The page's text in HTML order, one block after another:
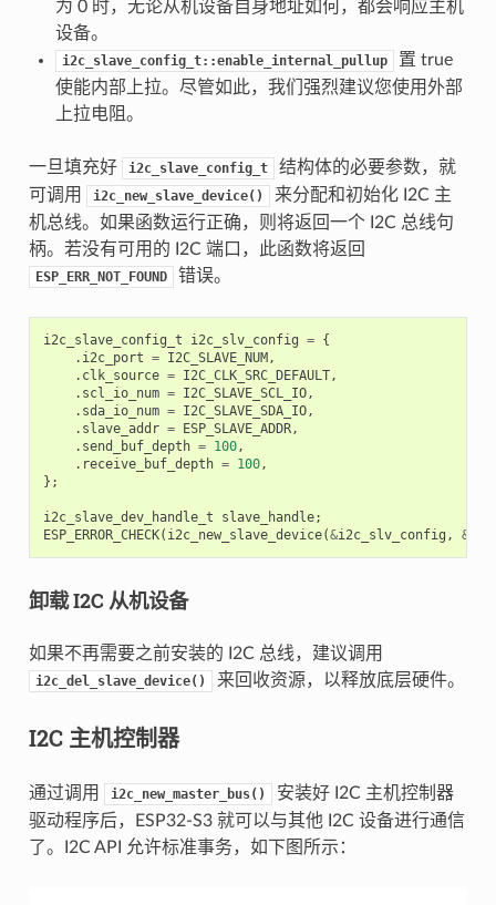
为 0 时，无论从机设备自身地址如何，都会响应主机
设备。
i2c_slave_config_t::enable_internal_pullup
置 true
使能内部上拉。尽管如此，我们强烈建议您使用外部
上拉电阻。
一旦填充好 i2c_slave_config_t
结构体的必要参数，就
可调用
i2c_new_slave_device()
来分配和初始化 I2C 主
机总线。如果函数运行正确，则将返回一个 I2C 总线句
柄。若没有可用的 I2C 端口，此函数将返回
ESP_ERR_NOT_FOUND 错误。
i2c_slave_config_t i2c_slv_config = {
. i2c_port = I2C_SLAVE_NUM,
. clk_source = I2C_CLK_SRC_DEFAULT,
. scl_io_num = I2C_SLAVE_SCL_IO,
. sda_io_num = I2C_SLAVE_SDA_IO,
. slave_addr = ESP_SLAVE_ADDR,
. send_buf_depth = 100,
. receive_buf_depth = 100,
};
i2c_slave_dev_handle_t slave_handle;
ESP_ERROR_CHECK( i2c_new_slave_device(&i2c_slv_config , &
卸载 I2C 从机设备
如果不再需要之前安装的 I2C 总线，建议调用
i2c_del_slave_device() 来回收资源，以释放底层硬件。
I2C 主机控制器
通过调用 i2c_new_master_bus()
安装好 I2C 主机控制器
驱动程序后，ESP32-S3 就可以与其他 I2C 设备进行通信
了。I2C API 允许标准事务，如下图所示：